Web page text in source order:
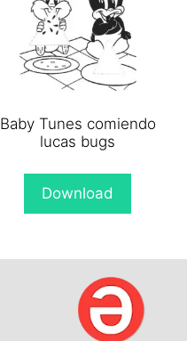
Baby Tunes comiendo
lucas bugs
Download